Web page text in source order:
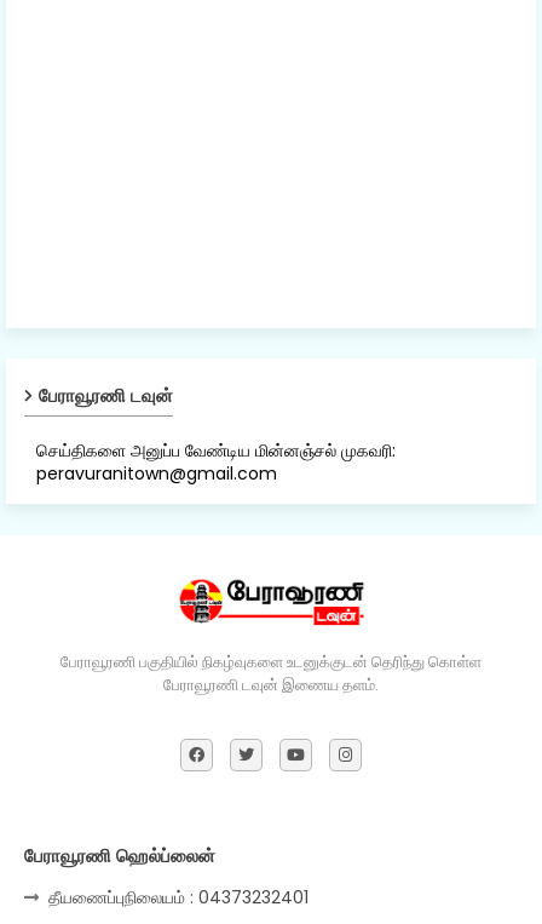
பேராவூரணி டவுன்
செய்திகளை அனுப்ப வேண்டிய மின்னஞ்சல் முகவரி:
peravuranitown@gmail.com
பேராவூரணி பகுதியில் நிகழ்வுகளை உடனுக்குடன் தெரிந்து கொள்ள
பேராவூரணி டவுன் இணைய தளம்.
பேராவூரணி ஹெல்ப்லைன்
தீயணைப்புநிலையம் : 04373232401